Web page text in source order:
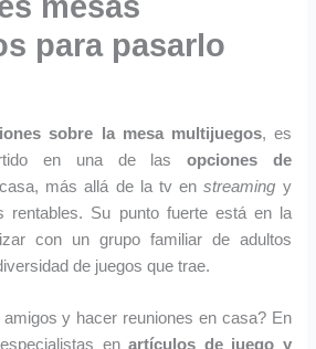
mesas
para pasarlo
sobre la mesa multijuegos, es
en una de las opciones de
más allá de la tv enstreaming y
rentables. Su punto fuerte está en la
con un grupo familiar de adultos
de juegos que trae.
y hacer reuniones en casa? En
enartículos de juego y
.
.
.
€